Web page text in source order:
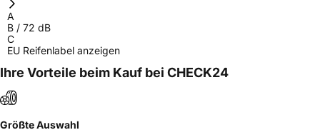
A
B / 72 dB
C
EU Reifenlabel anzeigen
Ihre Vorteile beim Kauf bei CHECK24
Größte Auswahl